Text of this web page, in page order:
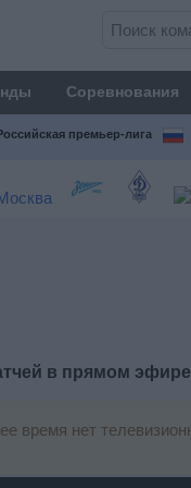
Соревнования
премьер-лига
в прямом
время нет